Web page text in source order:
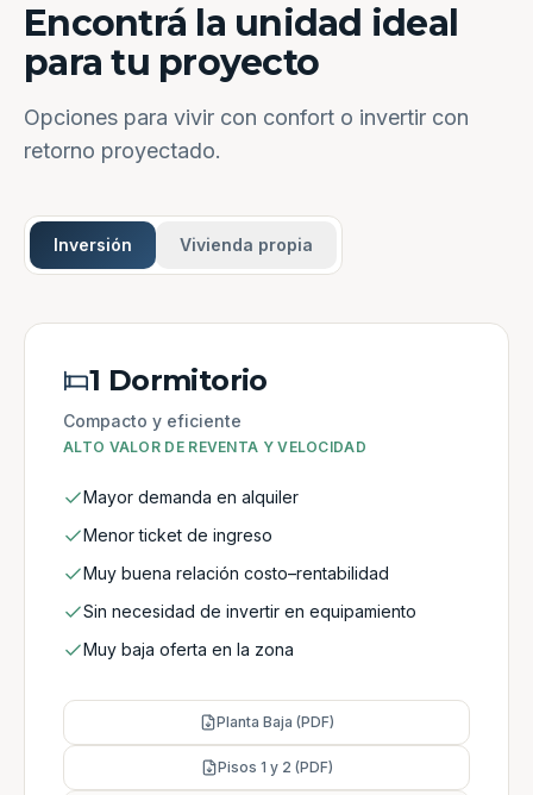
Encontrá la unidad ideal
para tu proyecto
Opciones para vivir con confort o invertir con
retorno proyectado.
Inversión Vivienda propia
1 Dormitorio
Compacto y eficiente
ALTO VALOR DE REVENTA Y VELOCIDAD
Mayor demanda en alquiler
Menor ticket de ingreso
Muy buena relación costo–rentabilidad
Sin necesidad de invertir en equipamiento
Muy baja oferta en la zona
Planta Baja (PDF)
Pisos 1 y 2 (PDF)